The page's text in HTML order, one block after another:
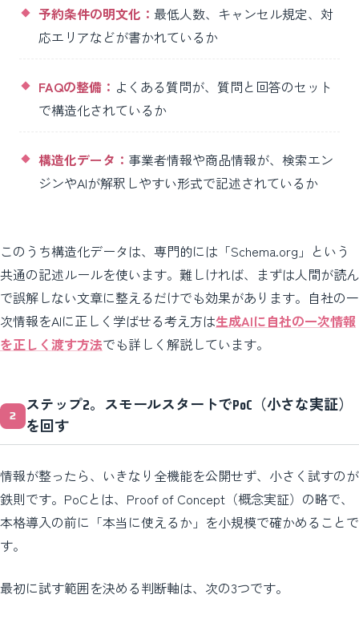
予約条件の明文化： 最低人数、キャンセル規定、対
応エリアなどが書かれているか
FAQの整備： よくある質問が、質問と回答のセット
で構造化されているか
構造化データ： 事業者情報や商品情報が、検索エン
ジンやAIが解釈しやすい形式で記述されているか
このうち構造化データは、専門的には「Schema.org」という
共通の記述ルールを使います。難しければ、まずは人間が読ん
で誤解しない文章に整えるだけでも効果があります。自社の一
次情報をAIに正しく学ばせる考え方は生成AIに自社の一次情報
を正しく渡す方法でも詳しく解説しています。
ステップ2。スモールスタートでPoC（小さな実証）
を回す
情報が整ったら、いきなり全機能を公開せず、小さく試すのが
鉄則です。PoCとは、Proof of Concept（概念実証）の略で、
本格導入の前に「本当に使えるか」を小規模で確かめることで
す。
最初に試す範囲を決める判断軸は、次の3つです。